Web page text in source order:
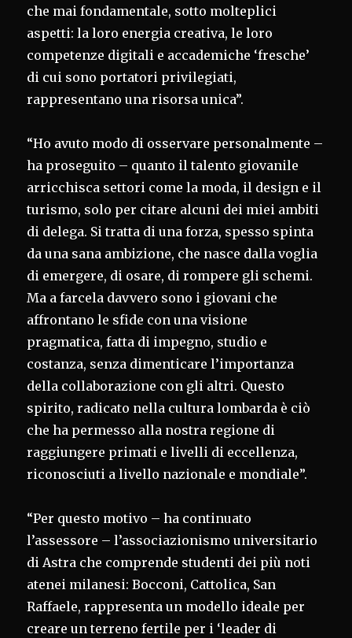
che mai fondamentale, sotto molteplici
aspetti: la loro energia creativa, le loro
competenze digitali e accademiche ‘fresche’
di cui sono portatori privilegiati,
rappresentano una risorsa unica”.
“Ho avuto modo di osservare personalmente –
ha proseguito – quanto il talento giovanile
arricchisca settori come la moda, il design e il
turismo, solo per citare alcuni dei miei ambiti
di delega. Si tratta di una forza, spesso spinta
da una sana ambizione, che nasce dalla voglia
di emergere, di osare, di rompere gli schemi.
Ma a farcela davvero sono i giovani che
affrontano le sfide con una visione
pragmatica, fatta di impegno, studio e
costanza, senza dimenticare l’importanza
della collaborazione con gli altri. Questo
spirito, radicato nella cultura lombarda è ciò
che ha permesso alla nostra regione di
raggiungere primati e livelli di eccellenza,
riconosciuti a livello nazionale e mondiale”.
“Per questo motivo – ha continuato
l’assessore – l’associazionismo universitario
di Astra che comprende studenti dei più noti
atenei milanesi: Bocconi, Cattolica, San
Raffaele, rappresenta un modello ideale per
creare un terreno fertile per i ‘leader di